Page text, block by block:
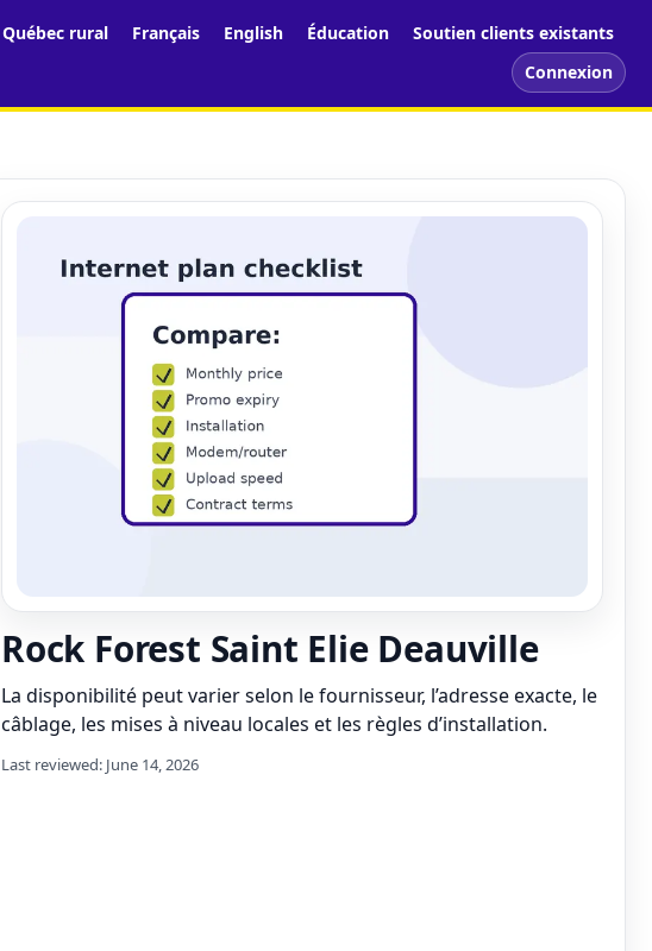
Québec rural Français English Éducation
Soutien clients existants
Connexion
Rock Forest Saint Elie Deauville
La disponibilité peut varier selon le fournisseur, l’adresse exacte, le
câblage, les mises à niveau locales et les règles d’installation.
Last reviewed: June 14, 2026